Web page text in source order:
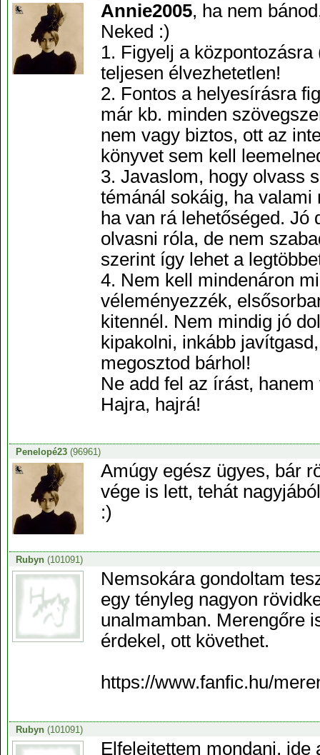
Annie2005, ha nem
Neked :)
1. Figyelj a
teljesen élvezhetetlen!
2. Fontos a helyesírásra
már kb. minden
nem vagy biztos, ott az
könyvet sem kell
3. Javaslom, hogy olvass
témánál sokáig, ha
ha van rá lehetőséged.
olvasni róla, de nem
szerint így lehet a
4. Nem kell mindenáron
véleményezzék,
kitennél. Nem mindig jó
kipakolni, inkább
megosztod bárhol!
Ne add fel az írást, hanem
Hajra, hajrá!
Penelopé23(96961)
Amúgy egész ügyes, bár
vége is lett, tehát
:)
Rubyn(101091)
Nemsokára gondoltam
egy tényleg nagyon
unalmamban. Merengőre
érdekel, ott követhet.
https://www.fanfic.hu/
Rubyn(101091)
Elfelejtettem mondani,